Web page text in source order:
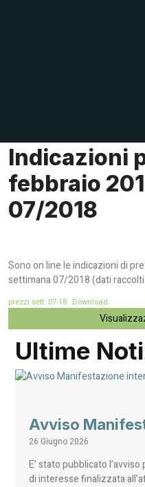
Indicazioni
febbraio
07/2018
Sono on line le indicazioni di
settimana 07/2018 (dati
prezzi sett. 07-18 Download
Ultime
Avviso
26 Giugno 2026
E’ stato pubblicato
di interesse finalizzata